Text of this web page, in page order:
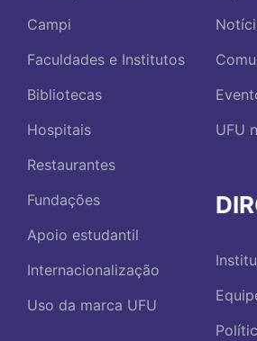
Campi
Faculdades e Institutos
Bibliotecas
Hospitais
Restaurantes
Fundações
Apoio estudantil
Internacionalização
Uso da marca UFU
UFU